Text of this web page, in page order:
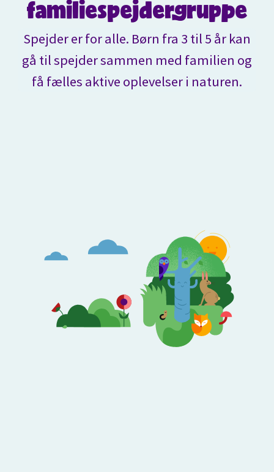
familiespejdergruppe
Spejder er for alle. Børn fra 3 til 5 år kan
gå til spejder sammen med familien og
få fælles aktive oplevelser i naturen.